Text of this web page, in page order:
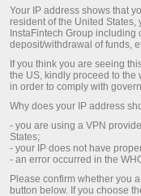
Научиться
просто! Откройте
чтобы торговать в
MetaTrader с
понадобится всего
сразу
финансовыми
Демосчет – это ваш
Your IP address shows that
resident of the United
InstaFintech Group
deposit/withdrawal of funds,
If you think you are seeing
the US, kindly proceed to the
in order to comply with
Why does your IP address
- you are using a VPN
States;
- your IP does not have
- an error occurred in the
Please confirm whether you
button below. If you choose